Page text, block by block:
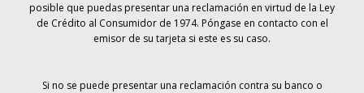
posible que puedas presentar una reclamación en virtud de la Ley
de Crédito al Consumidor de 1974. Póngase en contacto con el
emisor de su tarjeta si este es su caso.
Si no se puede presentar una reclamación contra su banco o